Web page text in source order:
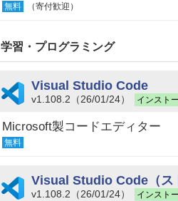
無料 （寄付歓迎）
学習・プログラミング
Visual Studio Code
v1.108.2（26/01/24） インスト
Microsoft製コードエディター
無料
Visual Studio Code（ス
v1.108.2（26/01/24） インスト